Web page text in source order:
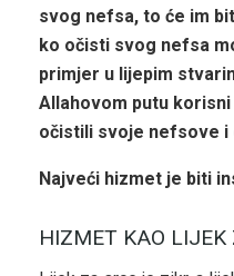
svog nefsa, to će im
ko očisti svog nefsa
primjer u lijepim
Allahovom putu
očistili svoje nefsove i
Najveći hizmet je biti
HIZMET KAO LIJEK